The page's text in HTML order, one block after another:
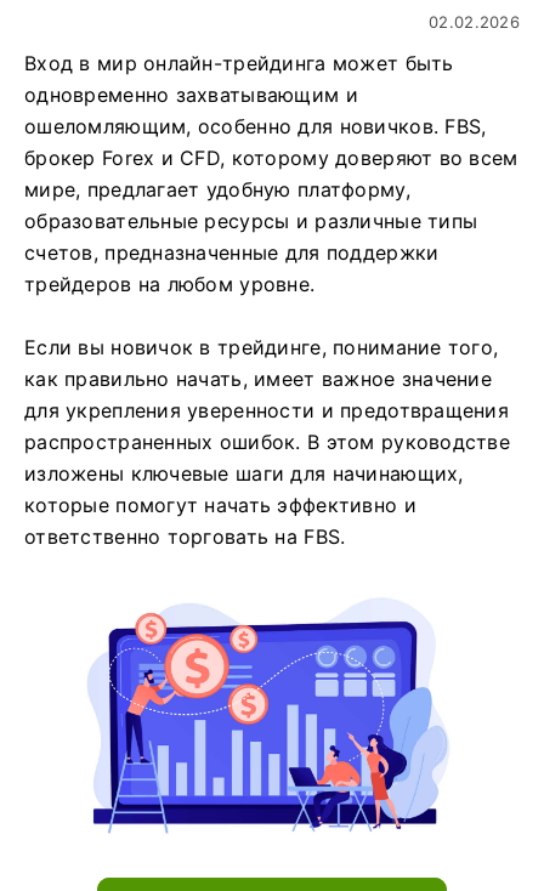
02.02.2026
Вход в мир онлайн-трейдинга может быть
одновременно захватывающим и
ошеломляющим, особенно для новичков. FBS,
брокер Forex и CFD, которому доверяют во всем
мире, предлагает удобную платформу,
образовательные ресурсы и различные типы
счетов, предназначенные для поддержки
трейдеров на любом уровне.
Если вы новичок в трейдинге, понимание того,
как правильно начать, имеет важное значение
для укрепления уверенности и предотвращения
распространенных ошибок. В этом руководстве
изложены ключевые шаги для начинающих,
которые помогут начать эффективно и
ответственно торговать на FBS.